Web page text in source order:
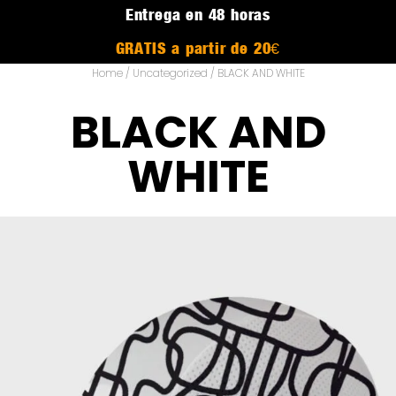
Entrega en 48 horas
GRATIS a partir de 20€
Home/ Uncategorized / BLACK AND WHITE
BLACK AND
WHITE